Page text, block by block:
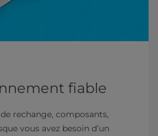
fiable
rechange, composants,
vous avez besoin d’un